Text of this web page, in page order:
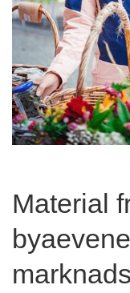
Material